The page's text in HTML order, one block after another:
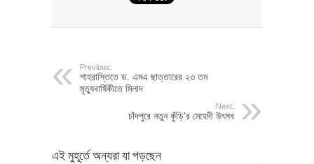
Previous:
শাহরাস্তিতে ড. এমএ ছাত্তারের ২৩ তম
মৃত্যুবার্ষিকীতে মিলাদ
Next:
চাঁদপুরে নতুন কুঁড়ি’র মেহেদী উৎসব
এই মুহূর্তে অন্যরা যা পড়ছেন